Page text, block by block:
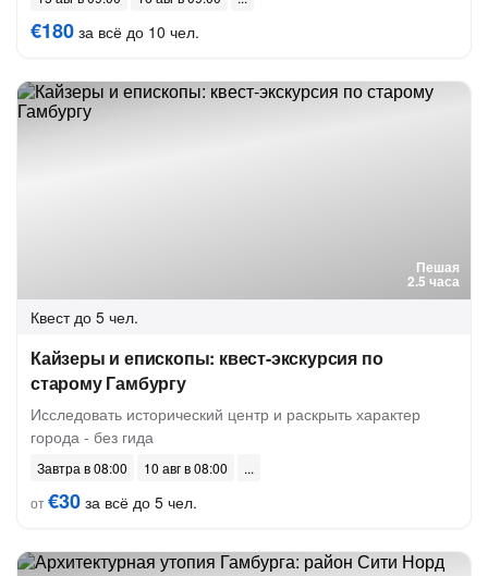
€180 за всё до 10 чел.
Пешая
2.5 часа
Квест до 5 чел.
Кайзеры и епископы: квест-экскурсия по
старому Гамбургу
Исследовать исторический центр и раскрыть характер
города - без гида
Завтра в 08:00
10 авг в 08:00
от€30 за всё до 5 чел.